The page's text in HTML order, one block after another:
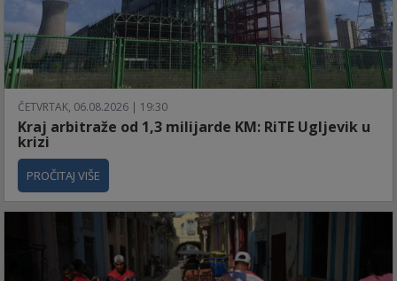
ČETVRTAK, 06.08.2026 | 19:30
Kraj arbitraže od 1,3 milijarde KM: RiTE Ugljevik u
krizi
PROČITAJ VIŠE